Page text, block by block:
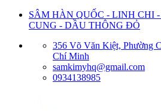
dung
SÂM HÀN QUỐC - LINH CHI
CUNG - DẦU THÔNG ĐỎ
356 Võ Văn Kiệt, Phường
Chí Minh
samkimyhq@gmail.com
0934138985